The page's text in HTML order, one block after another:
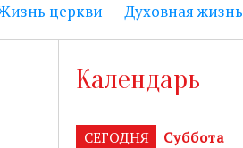
церкви Духовная жизнь
Календарь
СЕГОДНЯ Суббота
9.00 до
лестницы с